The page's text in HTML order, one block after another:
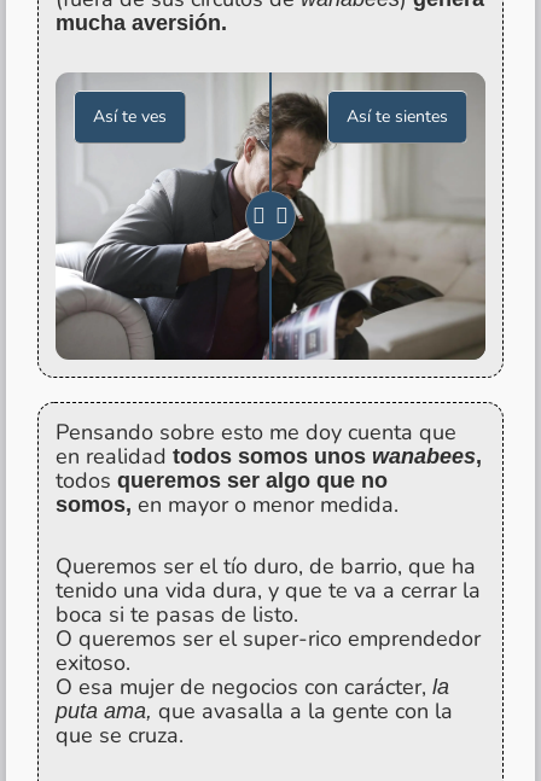
mucha aversión.
Así te ves Así te sientes
Pensando sobre esto me doy cuenta que
en realidad todos somos unos wanabees,
todos queremos ser algo que no
somos, en mayor o menor medida.
Queremos ser el tío duro, de barrio, que ha
tenido una vida dura, y que te va a cerrar la
boca si te pasas de listo.
O queremos ser el super-rico emprendedor
exitoso.
O esa mujer de negocios con carácter, la
puta ama, que avasalla a la gente con la
que se cruza.